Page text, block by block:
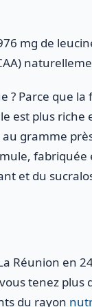
mg de
? Parce que
est plus
gramme
et du
Réunion en
tenez plus
du rayon